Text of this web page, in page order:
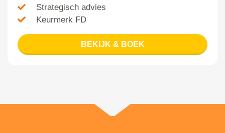
Strategisch advies
Keurmerk FD
BEKIJK & BOEK